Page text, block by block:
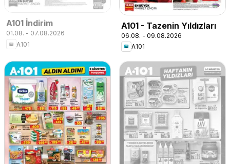
A101 İndirim
01.08. - 07.08.2026
A101
A101 - Tazenin Yıldızları
06.08. - 09.08.2026
A101